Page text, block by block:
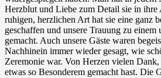
Herzblut und Liebe zum Detail sie in
ruhigen, herzlichen Art hat sie eine ganz
geschaffen und unsere Trauung zu einem
gemacht. Auch unsere Gäste waren
Nachhinein immer wieder gesagt, wie
Zeremonie war. Von Herzen vielen Dank,
etwas so Besonderem gemacht hast. Die